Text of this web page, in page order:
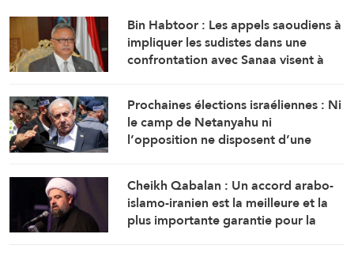
Bin Habtoor : Les appels saoudiens à
impliquer les sudistes dans une
confrontation avec Sanaa visent à
Prochaines élections israéliennes : Ni
le camp de Netanyahu ni
l’opposition ne disposent d’une
gouvernement
Cheikh Qabalan : Un accord arabo-
islamo-iranien est la meilleure et la
plus importante garantie pour la